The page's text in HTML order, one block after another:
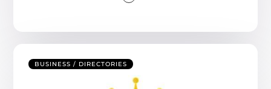
BUSINESS / DIRECTORIES